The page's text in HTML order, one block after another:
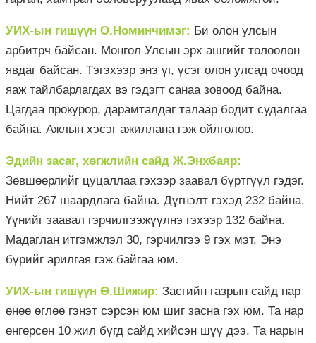
УИХ-ын гишүүн О.Номинчимэг: Би олон улсын
арбитрч байсан. Монгол Улсын эрх ашгийг төлөөлөн
явдаг байсан. Тэгэхээр энэ үг, үсэг олон улсад очоод
яаж тайлбарлагдах вэ гэдэгт санаа зовоод байна.
Цагдаа прокурор, дарамталдаг талаар бодит судалгаа
байна. Ажлын хэсэг ажиллана гэж ойлголоо.
Эдийн засаг, хөгжлийн сайд Ж.Энхбаяр:
Зөвшөөрлийг цуцаллаа гэхээр заавал бүртгүүл гэдэг.
Нийт 267 шаардлага байна. Дүгнэлт гэхэд 232 байна.
Үүнийг заавал гэрчилгээжүүлнэ гэхээр 132 байна.
Мадаглан итгэмжлэл 30, гэрчилгээ 9 гэх мэт. Энэ
бүрийг арилгая гэж байгаа юм.
УИХ-ын гишүүн Ө.Шижир: Засгийн газрын сайд нар
өнөө өглөө гэнэт сэрсэн юм шиг засна гэх юм. Та нар
өнгөрсөн 10 жил бүгд сайд хийсэн шүү дээ. Та нарын